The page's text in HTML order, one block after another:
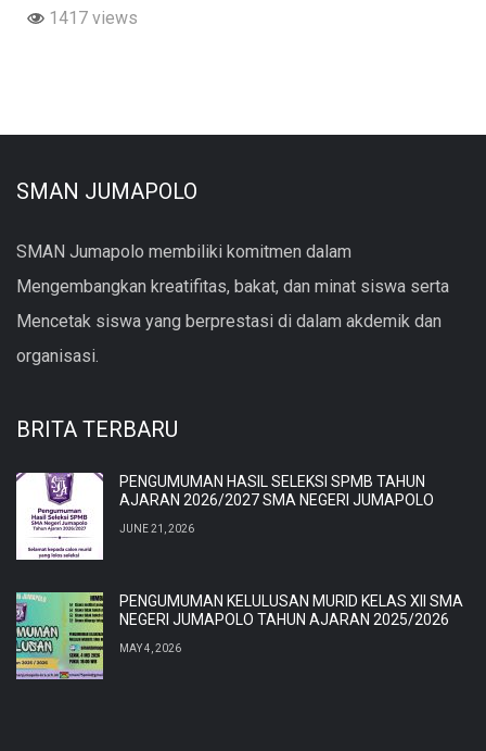
1417 views
SMAN JUMAPOLO
SMAN Jumapolo membiliki komitmen dalam
Mengembangkan kreatifitas, bakat, dan minat siswa serta
Mencetak siswa yang berprestasi di dalam akdemik dan
organisasi.
BRITA TERBARU
PENGUMUMAN HASIL SELEKSI SPMB TAHUN
AJARAN 2026/2027 SMA NEGERI JUMAPOLO
JUNE 21, 2026
PENGUMUMAN KELULUSAN MURID KELAS XII SMA
NEGERI JUMAPOLO TAHUN AJARAN 2025/2026
MAY 4, 2026